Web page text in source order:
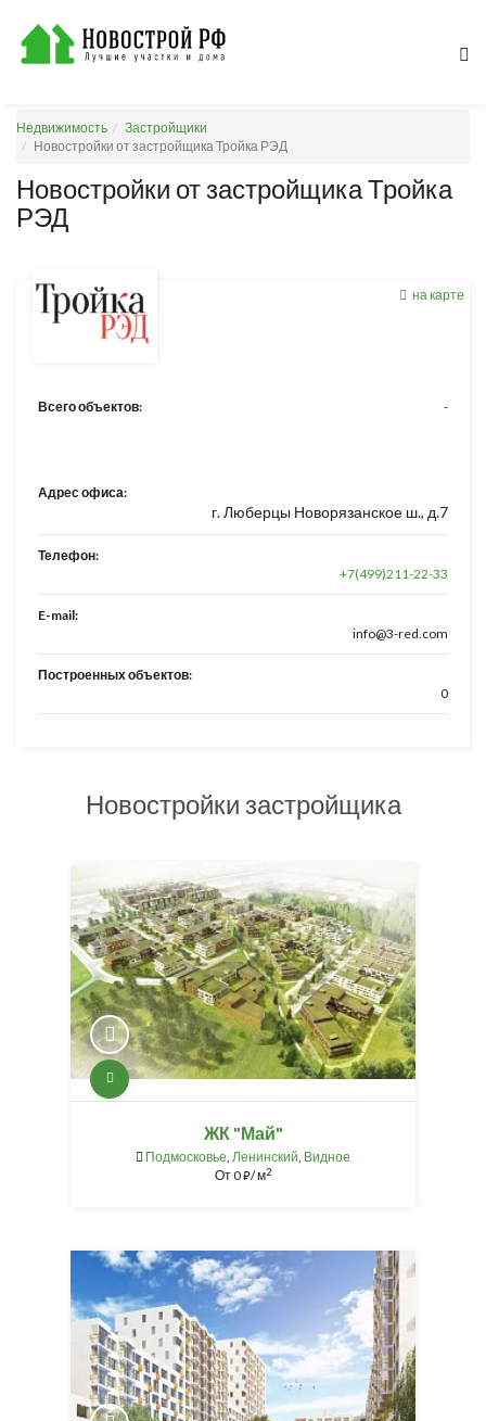
Недвижимость
Застройщики
Новостройки от застройщика Тройка РЭД
Новостройки от застройщика Тройка
РЭД
на карте
Всего объектов: -
Адрес офиса:
г. Люберцы Новорязанское ш., д.7
Телефон:
+7(499)211-22-33
E-mail:
info@3-red.com
Построенных объектов:
0
Новостройки застройщика
ЖК "Май"
Подмосковье, Ленинский, Видное
От0⃏/ м2